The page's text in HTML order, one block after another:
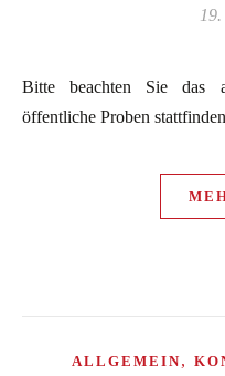
Bitte beachten Sie das am Wochenende keine weiteren
öffentliche Proben
ALLGEMEIN,